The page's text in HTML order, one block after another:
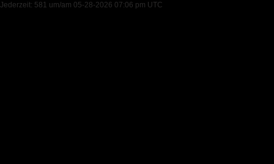
Jederzeit: 581 um/am 05-28-2026 07:06 pm UTC